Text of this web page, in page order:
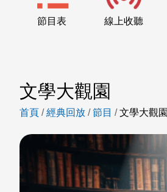
節目表 線上收聽
文學大觀園
首頁 /經典回放 /節目 /文學大觀園